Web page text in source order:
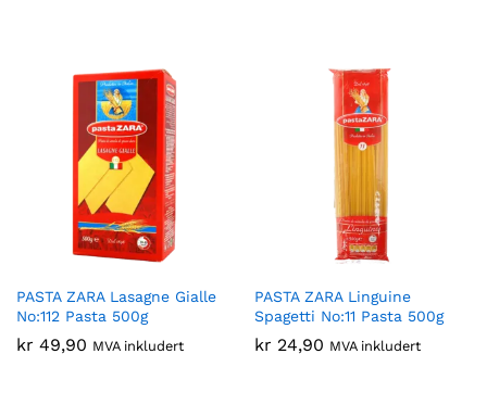
PASTA ZARA Lasagne Gialle
No:112 Pasta 500g
kr 49,90 MVA inkludert
PASTA ZARA Linguine
Spagetti No:11 Pasta 500g
kr 24,90 MVA inkludert